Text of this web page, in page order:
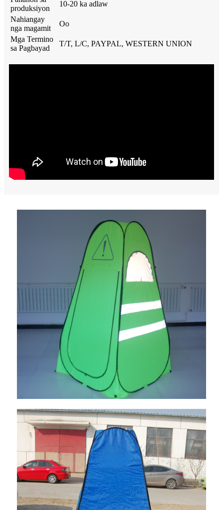
produksiyon
10-20 ka adlaw
Nahiangay
nga magamit
Oo
Mga Termino
sa Pagbayad
T/T, L/C, PAYPAL, WESTERN UNION